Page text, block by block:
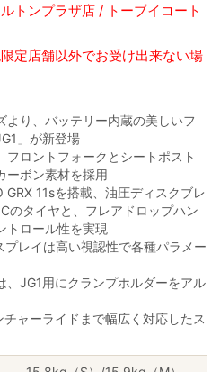
トンプラザ店 / トーブイコート
定店舗以外でお受け出来ない場
より、バッテリー内蔵の美しいフ
」が新登場
ロントフォークとシートポスト
ーボン素材を採用
11sを搭載、油圧ディスクブレ
のタイヤと、フレアドロップハン
トロール性を実現
レイは高い視認性で各種パラメー
、JG1用にクランプホルダーをアル
ャーライドまで幅広く対応したス